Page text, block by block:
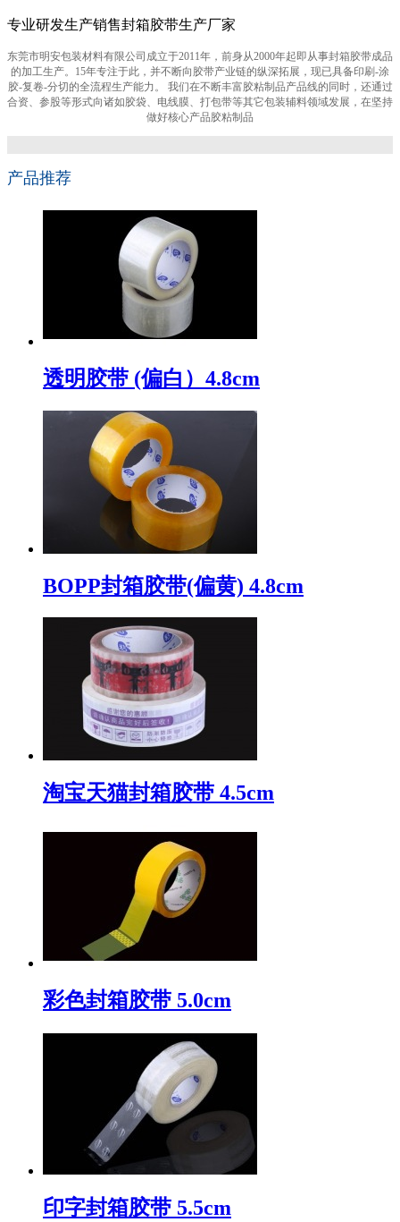
专业研发生产销售封箱胶带生产厂家
东莞市明安包装材料有限公司成立于2011年，前身从2000年起即从事封箱胶带成品
的加工生产。15年专注于此，并不断向胶带产业链的纵深拓展，现已具备印刷-涂
胶-复卷-分切的全流程生产能力。 我们在不断丰富胶粘制品产品线的同时，还通过
合资、参股等形式向诸如胶袋、电线膜、打包带等其它包装辅料领域发展，在坚持
做好核心产品胶粘制品
产品推荐
透明胶带 (偏白）4.8cm
BOPP封箱胶带(偏黄) 4.8cm
淘宝天猫封箱胶带 4.5cm
彩色封箱胶带 5.0cm
印字封箱胶带 5.5cm